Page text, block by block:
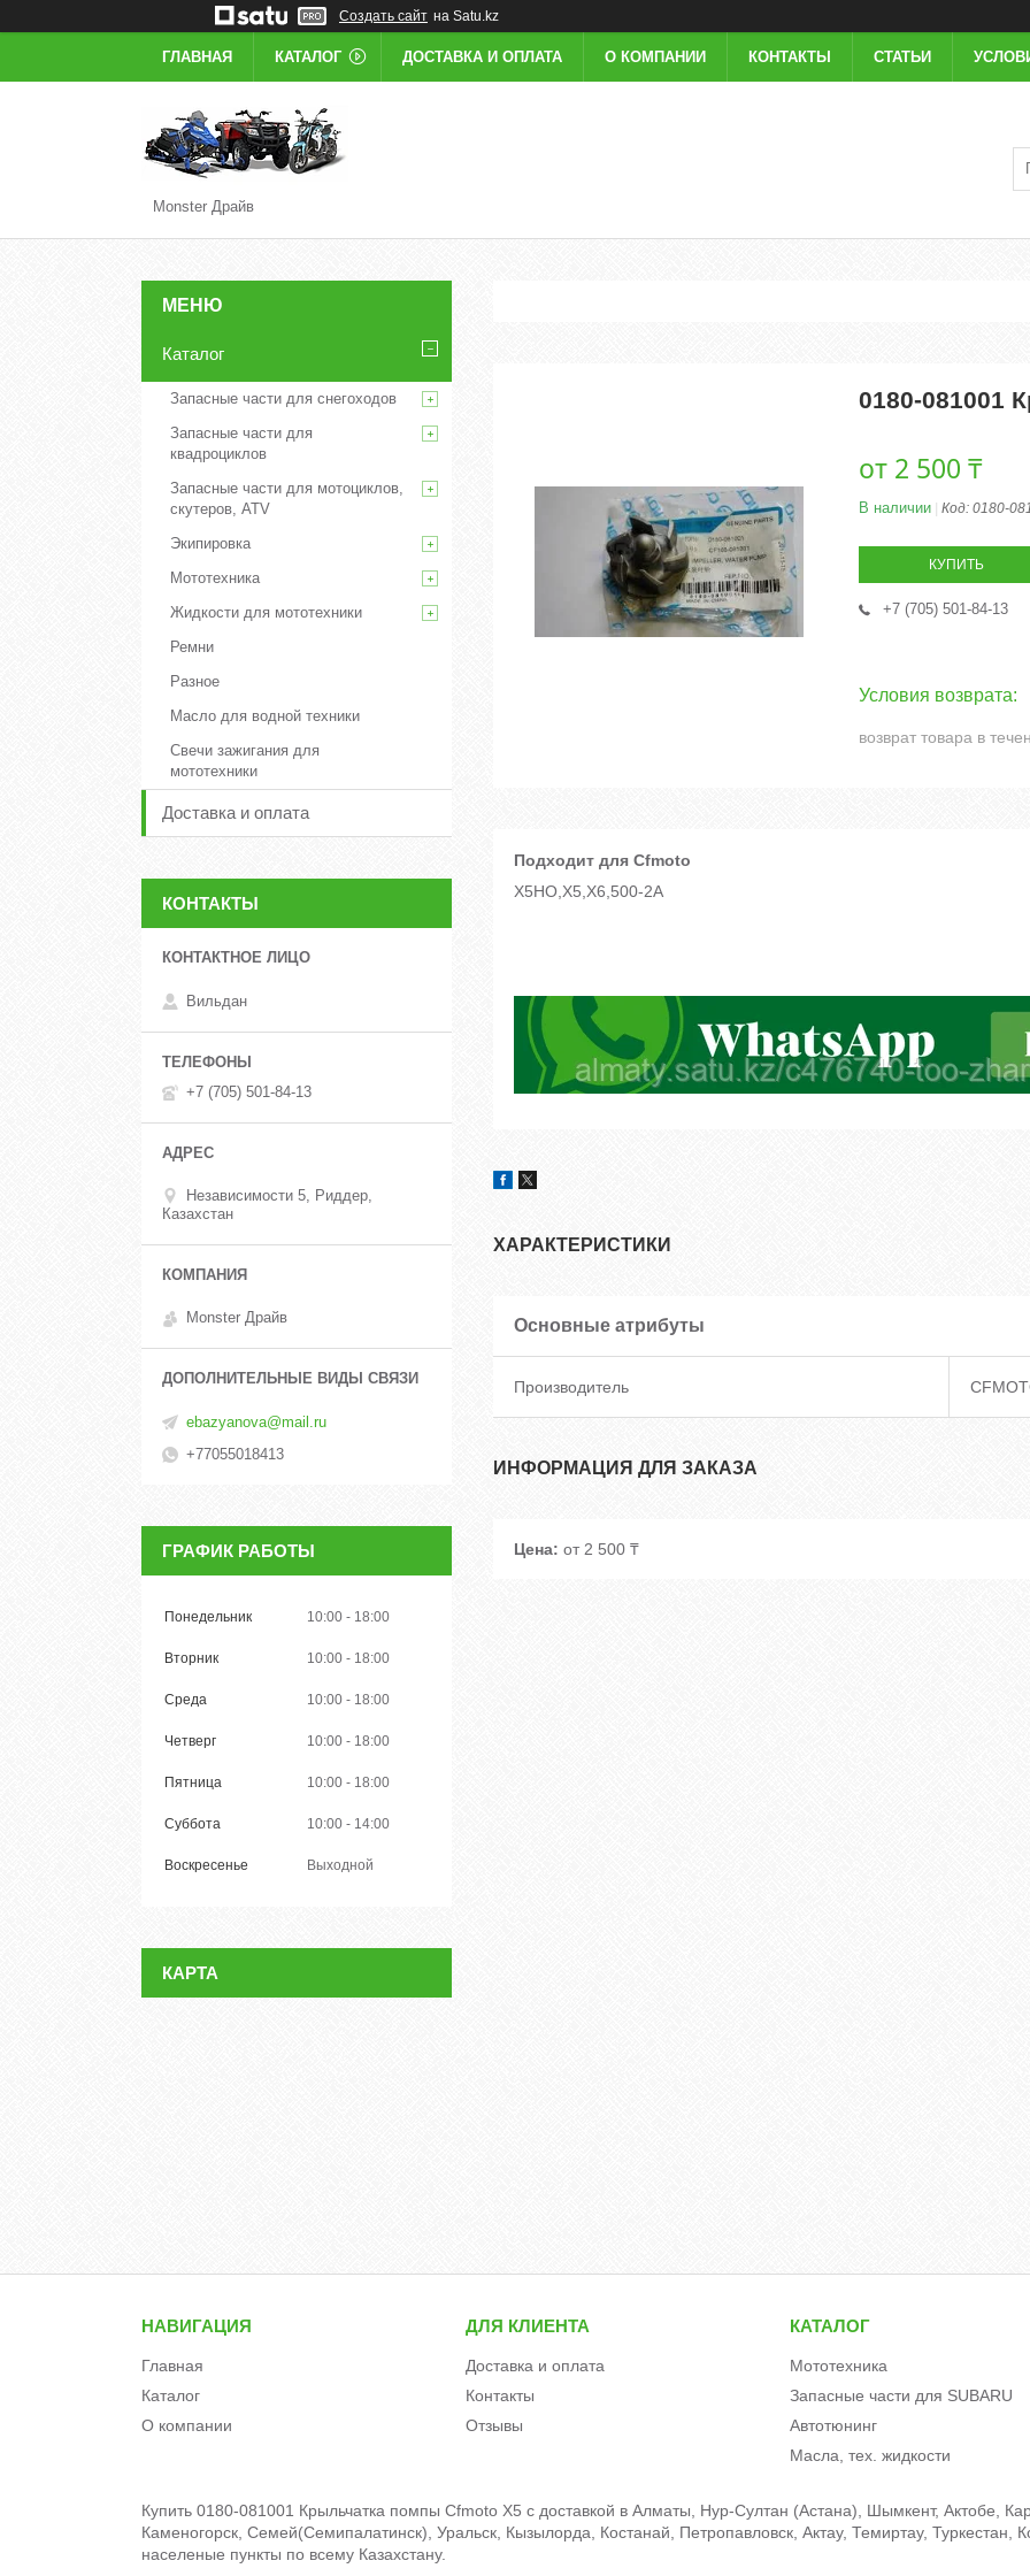
Создать сайт на Satu.kz
ГЛАВНАЯ КАТАЛОГ ДОСТАВКА И ОПЛАТА О КОМПАНИИ КОНТАКТЫ СТАТЬИ
Monster Драйв
0180-081001
от 2 500 ₸
В наличии Код: 0180-
КУПИТЬ
+7 (705) 501-84-13
возврат товара в
Подходит для Cfmoto
X5HO,X5,X6,500-2A
ХАРАКТЕРИСТИКИ
Основные атрибуты
Производитель
ИНФОРМАЦИЯ ДЛЯ ЗАКАЗА
Цена: от 2 500 ₸
Каталог
Запасные части для снегоходов
Запасные части для
квадроциклов
Запасные части для мотоциклов,
скутеров, ATV
Экипировка
Мототехника
Жидкости для мототехники
Ремни
Разное
Масло для водной техники
Свечи зажигания для
мототехники
Доставка и оплата
КОНТАКТЫ
Вильдан
+7 (705) 501-84-13
Независимости 5, Риддер,
Казахстан
Monster Драйв
ebazyanova@mail.ru
+77055018413
ГРАФИК РАБОТЫ
Понедельник 10:00 18:00
Вторник 10:00 18:00
Среда 10:00 18:00
Четверг 10:00 18:00
Пятница 10:00 18:00
Суббота 10:00 14:00
Воскресенье Выходной
КАРТА
НАВИГАЦИЯ
Главная
Каталог
О компании
ДЛЯ КЛИЕНТА
Доставка и оплата
Контакты
Отзывы
КАТАЛОГ
Мототехника
Запасные части для SUBARU
Автотюнинг
Масла, тех. жидкости
Купить 0180-081001 Крыльчатка помпы Cfmoto X5 c доставкой в Алматы, Нур-Султан (Астана), Шымкент, Актобе,
Каменогорск, Семей(Семипалатинск), Уральск, Кызылорда, Костанай, Петропавловск, Актау, Темиртау, Туркестан,
населеные пункты по всему Казахстану.